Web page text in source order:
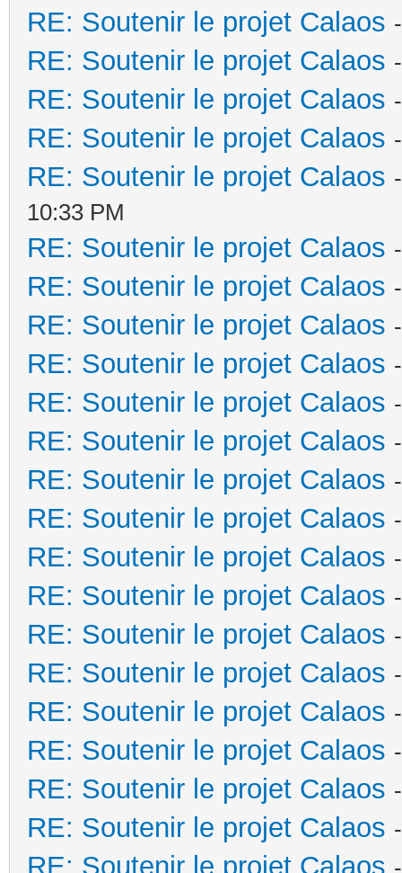
RE: Soutenir le projet Calaos
RE: Soutenir le projet Calaos
RE: Soutenir le projet Calaos
RE: Soutenir le projet Calaos
RE: Soutenir le projet Calaos
10:33 PM
RE: Soutenir le projet Calaos
RE: Soutenir le projet Calaos
RE: Soutenir le projet Calaos
RE: Soutenir le projet Calaos
RE: Soutenir le projet Calaos
RE: Soutenir le projet Calaos
RE: Soutenir le projet Calaos
RE: Soutenir le projet Calaos
RE: Soutenir le projet Calaos
RE: Soutenir le projet Calaos
RE: Soutenir le projet Calaos
RE: Soutenir le projet Calaos
RE: Soutenir le projet Calaos
RE: Soutenir le projet Calaos
RE: Soutenir le projet Calaos
RE: Soutenir le projet Calaos
RE: Soutenir le projet Calaos